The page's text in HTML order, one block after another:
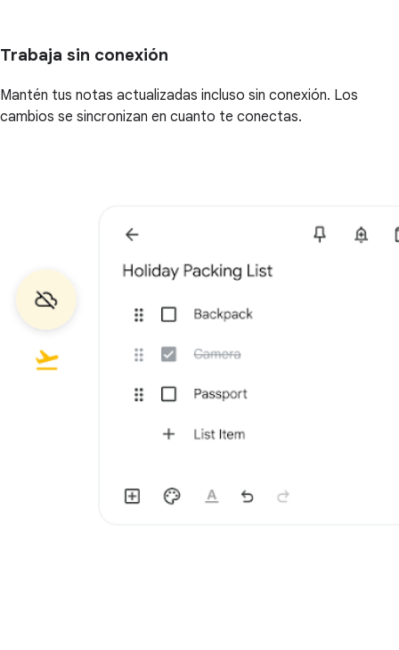
Trabaja sin conexión
Mantén tus notas actualizadas incluso sin conexión. Los
cambios se sincronizan en cuanto te conectas.